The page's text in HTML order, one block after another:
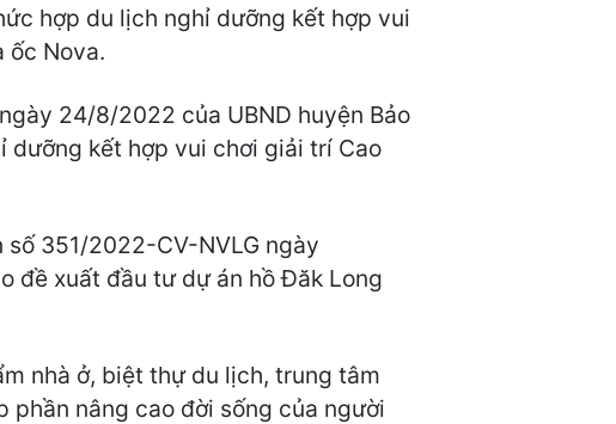
hợp du lịch nghỉ dưỡng kết hợp vui
ốc Nova.
24/8/2022 của UBND huyện Bảo
dưỡng kết hợp vui chơi giải trí Cao
351/2022-CV-NVLG ngày
đề xuất đầu tư dự án hồ Đăk Long
nhà ở, biệt thự du lịch, trung tâm
nâng cao đời sống của người